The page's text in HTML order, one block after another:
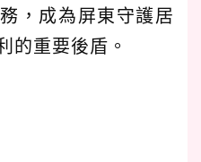
，成為屏東守護居
的重要後盾。